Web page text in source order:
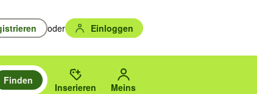
oder Einloggen
und mit Eingabetaste auswählen.
zu suchen, oder Vorschläge mit den Pfeiltasten nach oben/
Orts oder PLZ.
Finden
Inserieren Meins